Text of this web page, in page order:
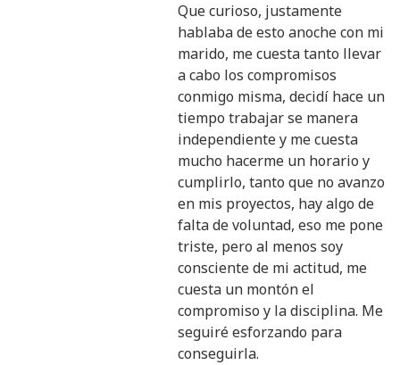
Que curioso, justamente
hablaba de esto anoche con mi
marido, me cuesta tanto llevar
a cabo los compromisos
conmigo misma, decidí hace un
tiempo trabajar se manera
independiente y me cuesta
mucho hacerme un horario y
cumplirlo, tanto que no avanzo
en mis proyectos, hay algo de
falta de voluntad, eso me pone
triste, pero al menos soy
consciente de mi actitud, me
cuesta un montón el
compromiso y la disciplina. Me
seguiré esforzando para
conseguirla.